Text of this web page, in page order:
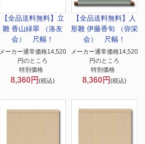
【全品送料無料】 立
雛 香山緑翠 （洛友
会） 尺幅！
メーカー通常価格14,520
円のところ
特別価格
8,360円 (税込)
【全品送料無料】
人
形雛 伊藤香旬 （弥栄
会） 尺幅！
メーカー通常価格14,520
円のところ
特別価格
8,360円(税込)